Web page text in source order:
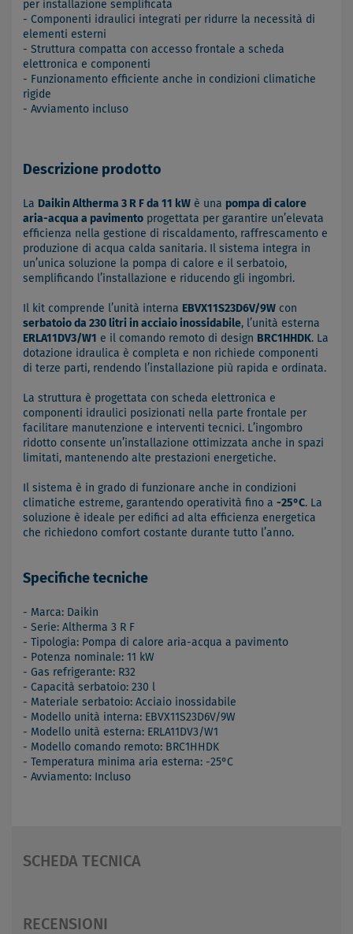
per installazione semplificata
- Componenti idraulici integrati per ridurre la necessità di
elementi esterni
- Struttura compatta con accesso frontale a scheda
elettronica e componenti
- Funzionamento efficiente anche in condizioni climatiche
rigide
- Avviamento incluso
Descrizione prodotto
La Daikin Altherma 3 R F da 11 kW è una pompa di calore
aria-acqua a pavimento progettata per garantire un’elevata
efficienza nella gestione di riscaldamento, raffrescamento e
produzione di acqua calda sanitaria. Il sistema integra in
un’unica soluzione la pompa di calore e il serbatoio,
semplificando l’installazione e riducendo gli ingombri.
Il kit comprende l’unità interna EBVX11S23D6V/9W con
serbatoio da 230 litri in acciaio inossidabile, l’unità esterna
ERLA11DV3/W1
e il comando remoto di design BRC1HHDK. La
dotazione idraulica è completa e non richiede componenti
di terze parti, rendendo l’installazione più rapida e ordinata.
La struttura è progettata con scheda elettronica e
componenti idraulici posizionati nella parte frontale per
facilitare manutenzione e interventi tecnici. L’ingombro
ridotto consente un’installazione ottimizzata anche in spazi
limitati, mantenendo alte prestazioni energetiche.
Il sistema è in grado di funzionare anche in condizioni
climatiche estreme, garantendo operatività fino a -25°C. La
soluzione è ideale per edifici ad alta efficienza energetica
che richiedono comfort costante durante tutto l’anno.
Specifiche tecniche
- Marca: Daikin
- Serie: Altherma 3 R F
- Tipologia: Pompa di calore aria-acqua a pavimento
- Potenza nominale: 11 kW
- Gas refrigerante: R32
- Capacità serbatoio: 230 l
- Materiale serbatoio: Acciaio inossidabile
- Modello unità interna: EBVX11S23D6V/9W
- Modello unità esterna: ERLA11DV3/W1
- Modello comando remoto: BRC1HHDK
- Temperatura minima aria esterna: -25°C
- Avviamento: Incluso
SCHEDA TECNICA
RECENSIONI